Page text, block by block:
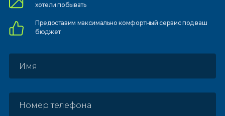
хотели побывать
Предоставим максимально комфортныйсервис под ваш
бюджет